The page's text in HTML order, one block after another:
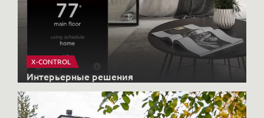
X-CONTROL
Интерьерные решения